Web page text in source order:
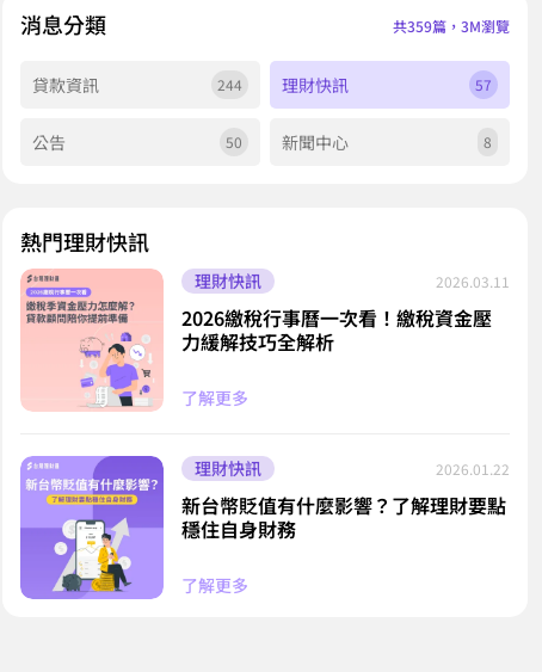
消息分類 共359篇，3M瀏覽
貸款資訊 244 理財快訊 57
公告 50 新聞中心 8
熱門理財快訊
理財快訊 2026.03.11
2026繳稅行事曆一次看！繳稅資金壓
力緩解技巧全解析
了解更多
理財快訊 2026.01.22
新台幣貶值有什麼影響？了解理財要點
穩住自身財務
了解更多